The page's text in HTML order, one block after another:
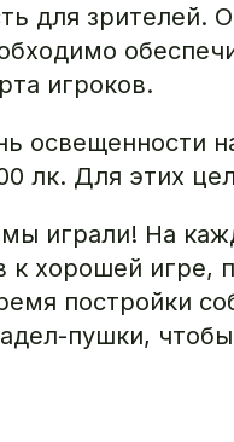
для зрителей.
игроков.
освещенности
лк. Для этих
играли! На
к хорошей
постройки
пушки,